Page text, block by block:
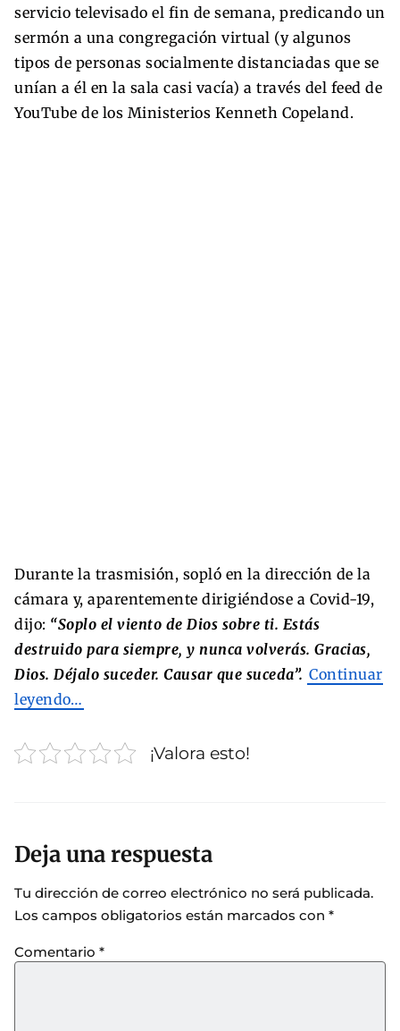
servicio televisado el fin de semana, predicando un
sermón a una congregación virtual (y algunos
tipos de personas socialmente distanciadas que se
unían a él en la sala casi vacía) a través del feed de
YouTube de los Ministerios Kenneth Copeland.
Durante la trasmisión, sopló en la dirección de la
cámara y, aparentemente dirigiéndose a Covid-19,
dijo: “Soplo el viento de Dios sobre ti. Estás
destruido para siempre, y nunca volverás. Gracias,
Dios. Déjalo suceder. Causar que suceda”. Continuar
leyendo…
¡Valora esto!
Deja una respuesta
Tu dirección de correo electrónico no será publicada.
Los campos obligatorios están marcados con *
Comentario *